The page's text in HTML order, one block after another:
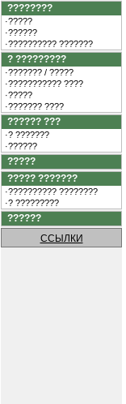
????????
·?????
·??????
·?????????? ???????
? ?????????
·??????? / ?????
·??????????? ????
·?????
·??????? ????
?????? ???
·? ???????
·??????
?????
????? ???????
·?????????? ????????
·? ?????????
??????
ССЫЛКИ